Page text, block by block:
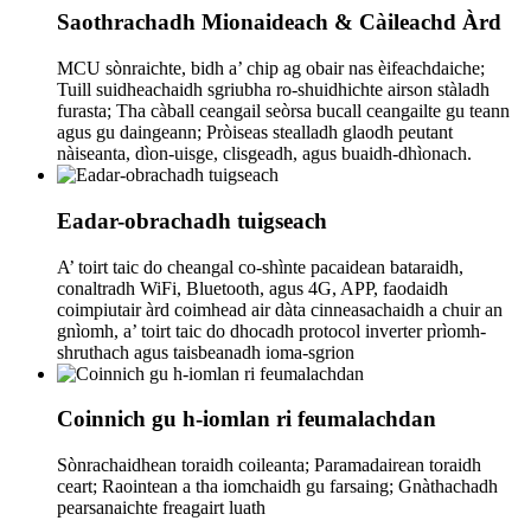
Saothrachadh Mionaideach & Càileachd Àrd
MCU sònraichte, bidh a’ chip ag obair nas èifeachdaiche;
Tuill suidheachaidh sgriubha ro-shuidhichte airson stàladh
furasta; Tha càball ceangail seòrsa bucall ceangailte gu teann
agus gu daingeann; Pròiseas stealladh glaodh peutant
nàiseanta, dìon-uisge, clisgeadh, agus buaidh-dhìonach.
Eadar-obrachadh tuigseach
A’ toirt taic do cheangal co-shìnte pacaidean bataraidh,
conaltradh WiFi, Bluetooth, agus 4G, APP, faodaidh
coimpiutair àrd coimhead air dàta cinneasachaidh a chuir an
gnìomh, a’ toirt taic do dhocadh protocol inverter prìomh-
shruthach agus taisbeanadh ioma-sgrion
Coinnich gu h-iomlan ri feumalachdan
Sònrachaidhean toraidh coileanta; Paramadairean toraidh
ceart; Raointean a tha iomchaidh gu farsaing; Gnàthachadh
pearsanaichte freagairt luath